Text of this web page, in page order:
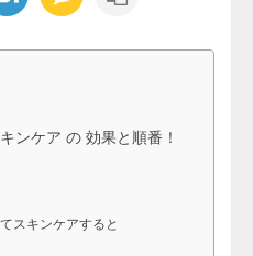
ンケア の 効果と順番！
スキンケアすると